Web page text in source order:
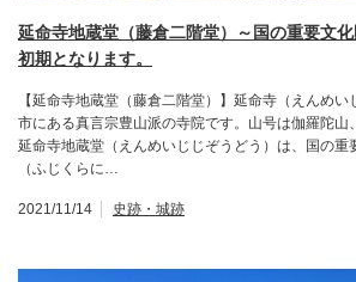
延命寺地蔵堂（藤倉二階堂）～国の重要文
初期となります。
【延命寺地蔵堂（藤倉二階堂）】延命寺（えんめ
市にある真言宗豊山派の寺院です。山号は伽羅陀山
延命寺地蔵堂（えんめいじじぞうどう）は、国の重
（ふじくらに…
2021/11/14 史跡・城跡